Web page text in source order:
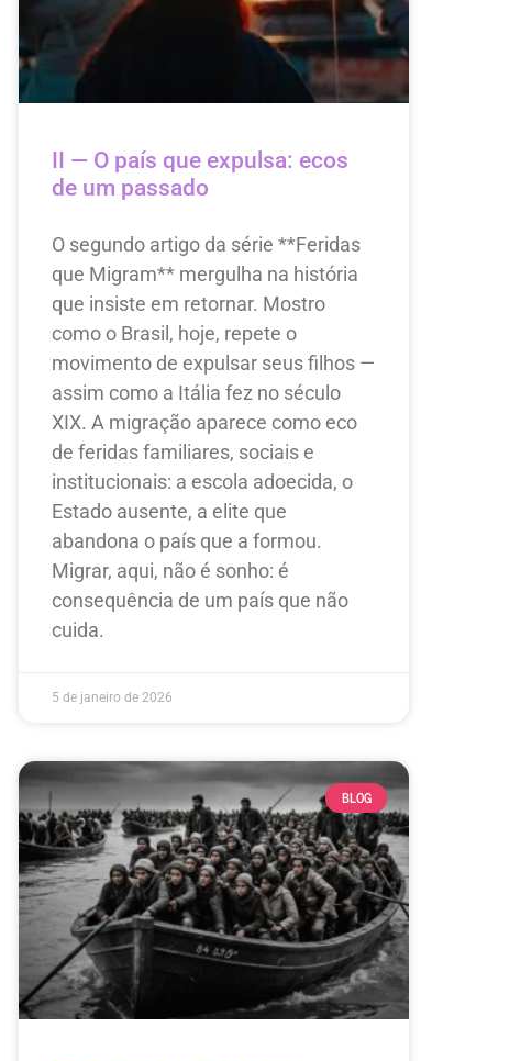
II — O país que expulsa: ecos
de um passado
O segundo artigo da série **Feridas
que Migram** mergulha na história
que insiste em retornar. Mostro
como o Brasil, hoje, repete o
movimento de expulsar seus filhos —
assim como a Itália fez no século
XIX. A migração aparece como eco
de feridas familiares, sociais e
institucionais: a escola adoecida, o
Estado ausente, a elite que
abandona o país que a formou.
Migrar, aqui, não é sonho: é
consequência de um país que não
cuida.
5 de janeiro de 2026
BLOG